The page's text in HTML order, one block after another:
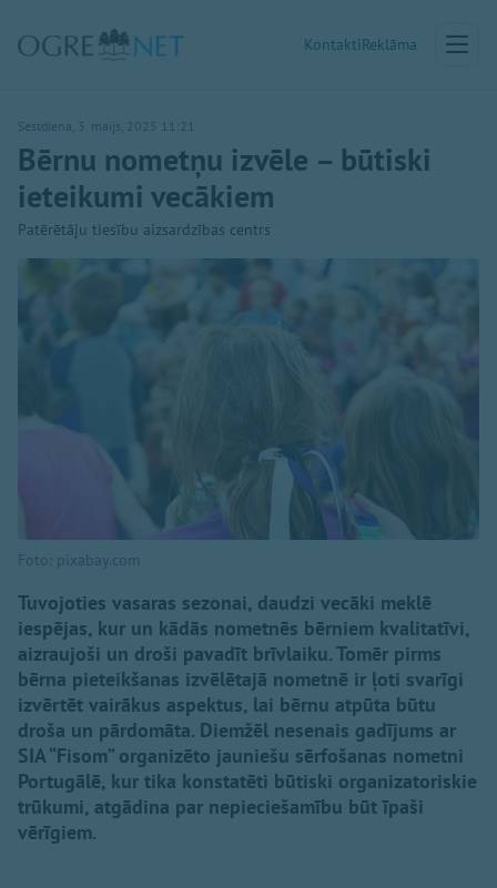
KontaktiReklāma
Sestdiena, 3. maijs, 2025 11:21
Bērnu nometņu izvēle – būtiski
ieteikumi vecākiem
Patērētāju tiesību aizsardzības centrs
Foto: pixabay.com
Tuvojoties vasaras sezonai, daudzi vecāki meklē
iespējas, kur un kādās nometnēs bērniem kvalitatīvi,
aizraujoši un droši pavadīt brīvlaiku. Tomēr pirms
bērna pieteikšanas izvēlētajā nometnē ir ļoti svarīgi
izvērtēt vairākus aspektus, lai bērnu atpūta būtu
droša un pārdomāta. Diemžēl nesenais gadījums ar
SIA “Fisom” organizēto jauniešu sērfošanas nometni
Portugālē, kur tika konstatēti būtiski organizatoriskie
trūkumi, atgādina par nepieciešamību būt īpaši
vērīgiem.